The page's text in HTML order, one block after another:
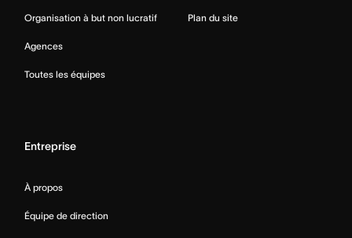
Organisation à but non lucratif
Agences
Toutes les équipes
Plan du site
Entreprise
À propos
Équipe de direction